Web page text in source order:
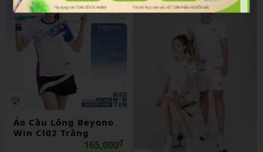
Áo Cầu Lông Beyono
Win Cl02 Trắng
165,000₫